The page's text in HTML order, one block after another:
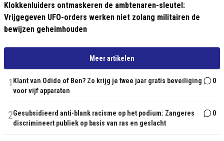
Klokkenluiders ontmaskeren de ambtenaren-sleutel:
Vrijgegeven UFO-orders werken niet zolang militairen de
bewijzen geheimhouden
Meer artikelen
1 Klant van Odido of Ben? Zo krijg je twee jaar gratis beveiliging
voor vijf apparaten
0
2Gesubsidieerd anti-blank racisme op het podium: Zangeres
discrimineert publiek op basis van ras en geslacht
0